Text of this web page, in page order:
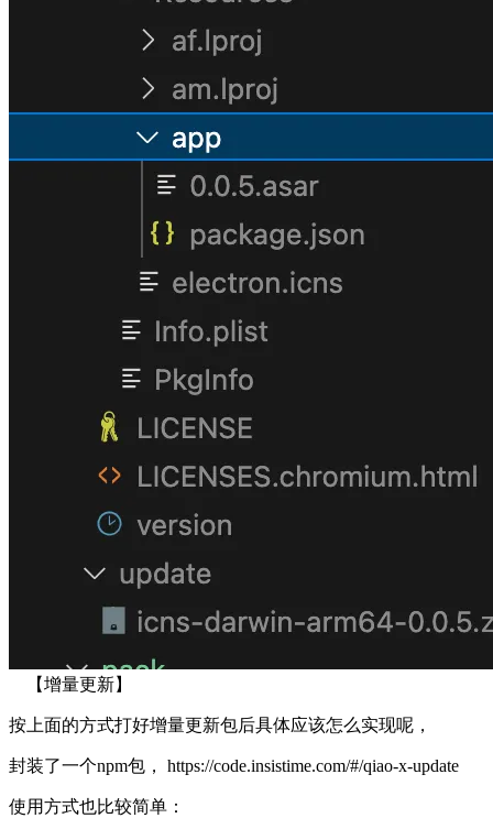
【增量更新】
按上面的方式打好增量更新包后具体应该怎么实现呢，
封装了一个npm包， https://code.insistime.com/#/qiao-x-update
使用方式也比较简单：